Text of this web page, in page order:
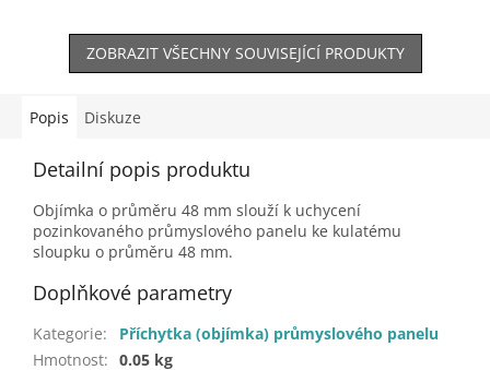
ZOBRAZIT VŠECHNY SOUVISEJÍCÍ PRODUKTY
Popis Diskuze
Detailní popis produktu
Objímka o průměru 48 mm slouží k uchycení
pozinkovaného průmyslového panelu ke kulatému
sloupku o průměru 48 mm.
Doplňkové parametry
Kategorie:
Příchytka (objímka) průmyslového panelu
Hmotnost: 0.05 kg